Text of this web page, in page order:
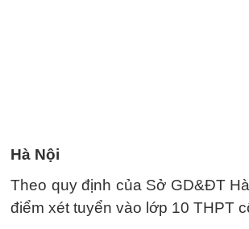
Hà Nội
Theo quy định của Sở GD&ĐT
điểm xét tuyển vào lớp 10 THPT